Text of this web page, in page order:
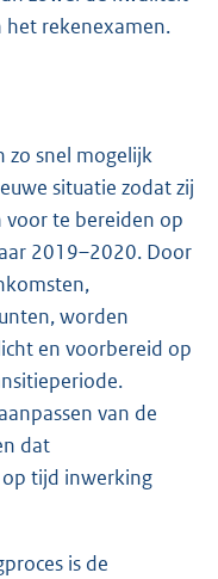
het rekenexamen.
zo snel mogelijk
situatie zodat zij
te bereiden op
2019–2020. Door
worden
en voorbereid op
van de
dat
tijd inwerking
is de